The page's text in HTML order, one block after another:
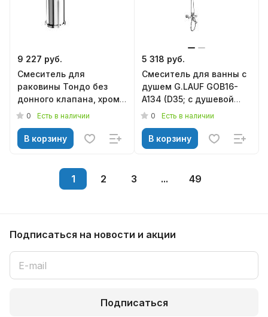
9 227 руб.
Смеситель для
раковины Тондо без
донного клапана, хром,
KERAMA MARAZZI
0 Есть в наличии
В корзину
5 318 руб.
Смеситель для ванны с
душем G.LAUF GOB16-
A134 (D35; с душевой
системой)
0 Есть в наличии
В корзину
1 2 3 ... 49
Подписаться на новости и акции
Подписаться